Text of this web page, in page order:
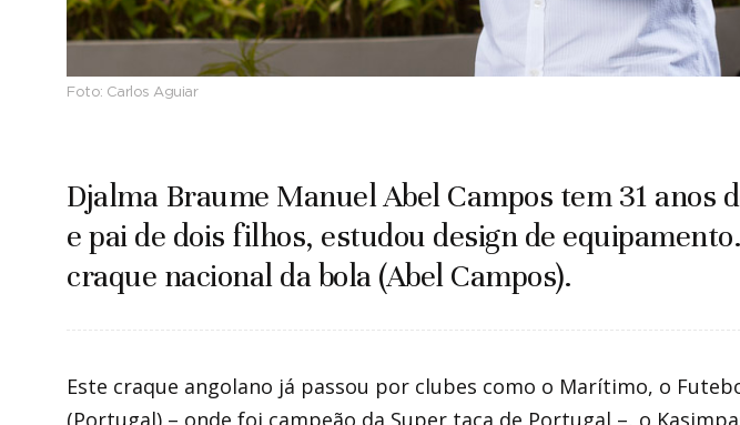
Foto: Carlos Aguiar
Djalma Braume Manuel Abel Campos tem 31 anos
e pai de dois filhos, estudou design de
craque nacional da bola (Abel Campos).
Este craque angolano já passou por clubes como o Marítimo, o
(Portugal) – onde foi campeão da Super taça de Portugal –, o